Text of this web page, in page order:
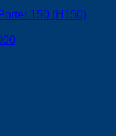
150 (H150)